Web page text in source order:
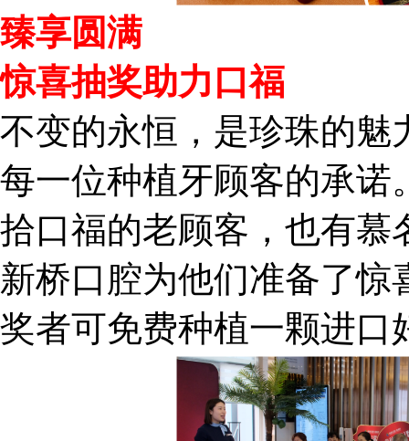
臻享圆满
惊喜抽奖助力口福
不变的永恒，是珍珠的魅
每一位种植牙顾客的承诺
拾口福的老顾客，也有慕
新桥口腔为他们准备了
奖者可免费种植一颗进口